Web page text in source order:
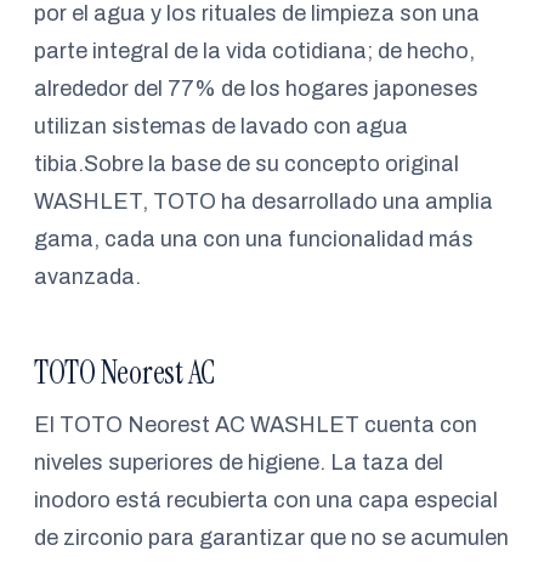
por el agua y los rituales de limpieza son una
parte integral de la vida cotidiana; de hecho,
alrededor del 77% de los hogares japoneses
utilizan sistemas de lavado con agua
tibia.Sobre la base de su concepto original
WASHLET, TOTO ha desarrollado una amplia
gama, cada una con una funcionalidad más
avanzada.
TOTO Neorest AC
El TOTO Neorest AC WASHLET cuenta con
niveles superiores de higiene. La taza del
inodoro está recubierta con una capa especial
de zirconio para garantizar que no se acumulen